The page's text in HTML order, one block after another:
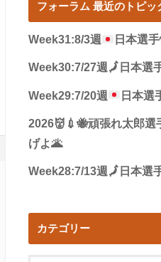
フォーラム 最近のトピッ
Week31:8/3週 日本選
Week30:7/27週🗾 日本選
Week29:7/20週 日本選
2026👹💉🐝頑張れ太郎選
げよ🌋
Week28:7/13週 🗾 日本選
カテゴリー